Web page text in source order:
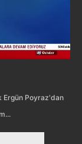
Ergün Poyraz'dan